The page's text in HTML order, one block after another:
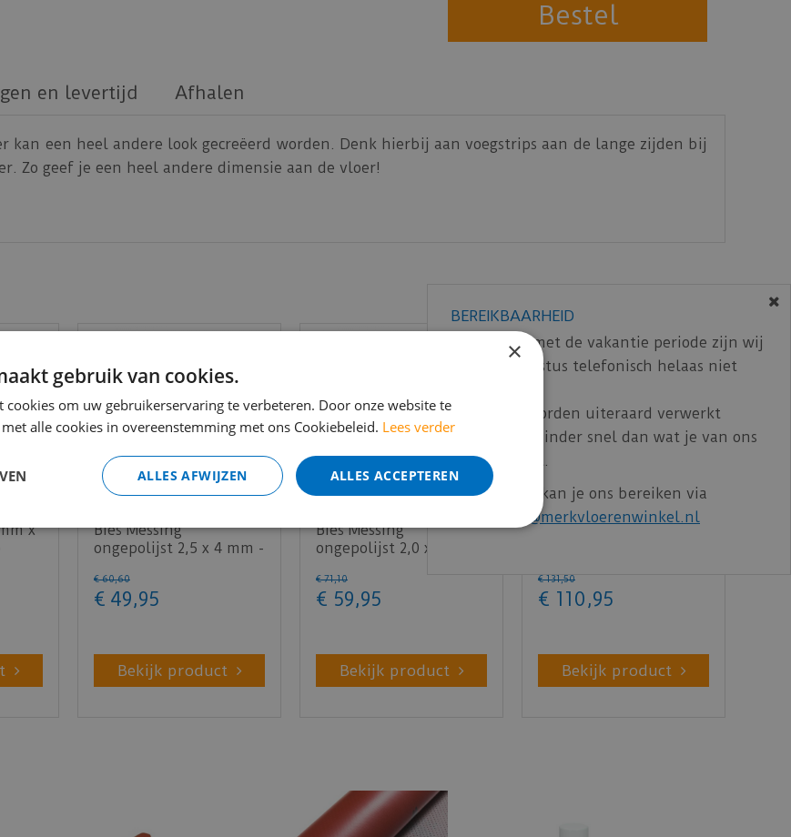
en levertijd Afhalen
kan een heel andere look gecreëerd worden. Denk hierbij aan voegstrips aan de lange zijden bij
Zo geef je een heel andere dimensie aan de vloer!
x
Bies Messing
ongepolijst 2,5 x 4 mm -
€ 60,60
€ 49,95
Bekijk product
Bies Messing
ongepolijst 2,0 x 10 mm
€ 71,10
€ 59,95
Bekijk product
Bies 3,4mm breed
€ 131,50
€ 110 ,95
Bekijk product
BEREIKBAARHEID
In verband met de vakantie periode zijn wij
t/m 14 augustus telefonisch helaas niet
Bestelling worden uiteraard verwerkt
echter iets minder snel dan wat je van ons
gewend bent.
Voor vragen kan je ons bereiken via
info@merkvloerenwinkel.nl
×
gebruik van cookies.
cookies om uw gebruikerservaring te verbeteren. Door onze website te
alle cookies in overeenstemming met ons Cookiebeleid. Lees verder
ALLES ACCEPTEREN
ALLES AFWIJZEN